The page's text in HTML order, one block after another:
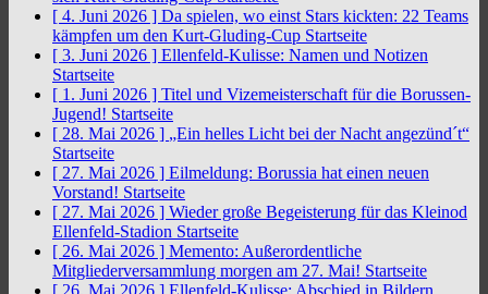
[ 4. Juni 2026 ] Da spielen, wo einst Stars kickten: 22 Teams
kämpfen um den Kurt-Gluding-Cup Startseite
[ 3. Juni 2026 ] Ellenfeld-Kulisse: Namen und Notizen
Startseite
[ 1. Juni 2026 ] Titel und Vizemeisterschaft für die Borussen-
Jugend! Startseite
[ 28. Mai 2026 ] „Ein helles Licht bei der Nacht angezünd´t“
Startseite
[ 27. Mai 2026 ] Eilmeldung: Borussia hat einen neuen
Vorstand! Startseite
[ 27. Mai 2026 ] Wieder große Begeisterung für das Kleinod
Ellenfeld-Stadion Startseite
[ 26. Mai 2026 ] Memento: Außerordentliche
Mitgliederversammlung morgen am 27. Mai! Startseite
[ 26. Mai 2026 ] Ellenfeld-Kulisse: Abschied in Bildern